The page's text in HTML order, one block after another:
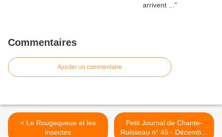
Commentaires
Ajouter un commentaire
< Le Rougequeue et les
insectes
Petit Journal de Chante-
Ruisseau n° 45 - Décembre